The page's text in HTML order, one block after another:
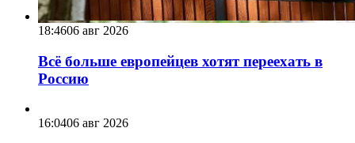
18:4606 авг 2026
Всё больше европейцев хотят переехать в
Россию
16:0406 авг 2026